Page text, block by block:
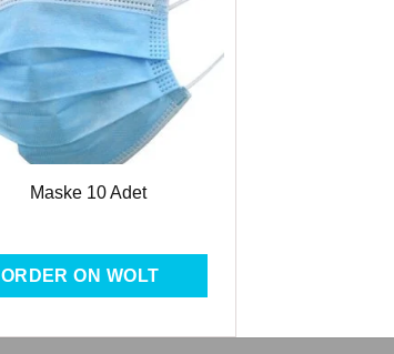
Favorilere
Ekle
Maske 10 Adet
ORDER ON WOLT